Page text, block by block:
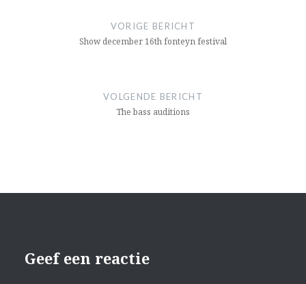
VORIGE BERICHT
Show december 16th fonteyn festival
VOLGENDE BERICHT
The bass auditions
Geef een reactie